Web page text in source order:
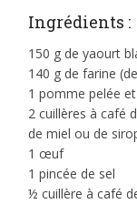
Ingrédients :
150 g de yaourt
140 g de farine
1 pomme pelée
2 cuillères à café
de miel ou de
1 œuf
1 pincée de sel
½ cuillère à café